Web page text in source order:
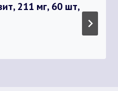
211 мг, 60 шт,